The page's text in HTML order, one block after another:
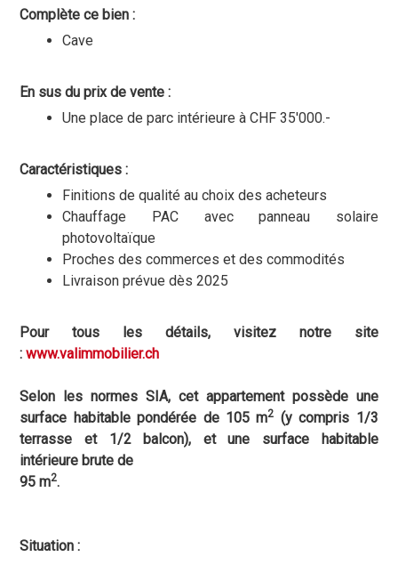
Complète ce bien :
Cave
En sus du prix de vente :
Une place de parc intérieure à CHF 35'000.-
Caractéristiques :
Finitions de qualité au choix des acheteurs
Chauffage PAC avec panneau solaire
photovoltaïque
Proches des commerces et des commodités
Livraison prévue dès 2025
Pour tous les détails, visitez notre site
:www.valimmobilier.ch
Selon les normes SIA, cet appartement possède une
surface habitable pondérée de 105 m2 (y compris 1/3
terrasse et 1/2 balcon), et une surface habitable
intérieure brute de
95 m2.
Situation :